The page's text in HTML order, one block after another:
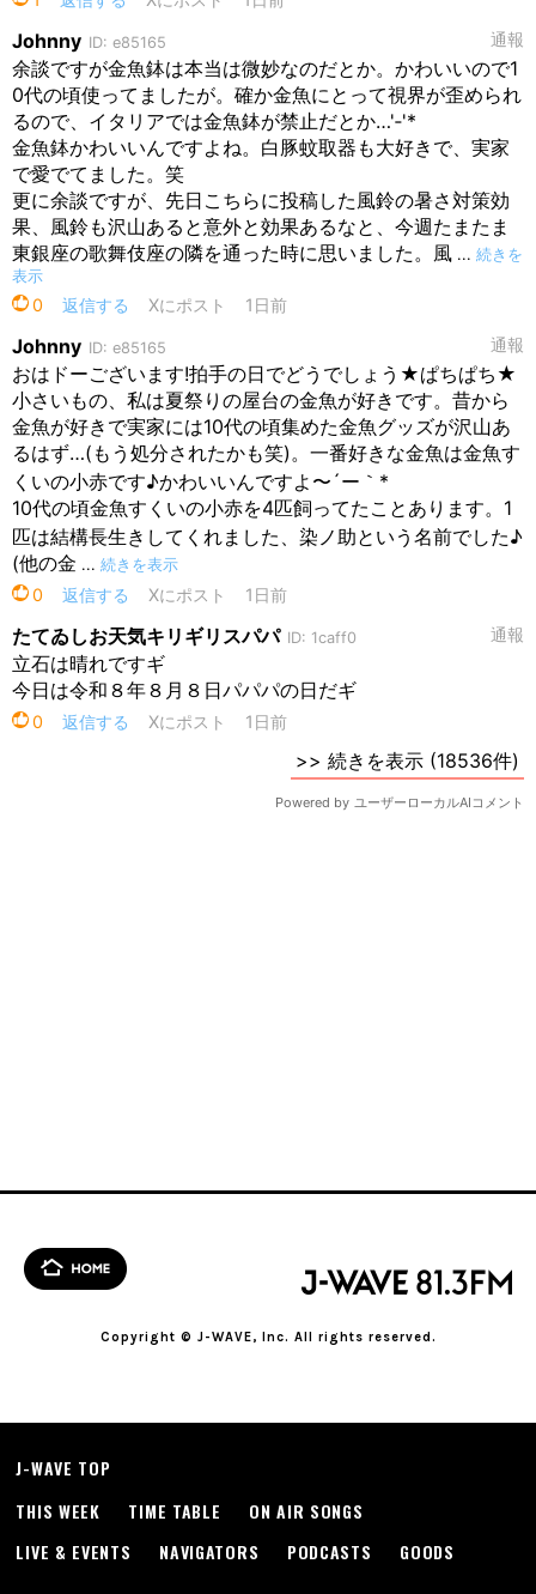
Copyright © J-WAVE, Inc. All rights reserved.
J-WAVE TOP
THIS WEEK
TIME TABLE
ON AIR SONGS
LIVE & EVENTS
NAVIGATORS PODCASTS GOODS